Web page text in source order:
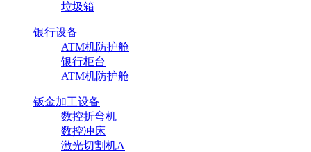
垃圾箱
银行设备
ATM机防护舱
银行柜台
ATM机防护舱
钣金加工设备
数控折弯机
数控冲床
激光切割机A